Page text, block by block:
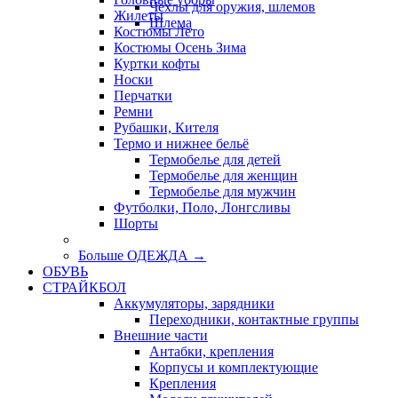
Чехлы для оружия, шлемов
Шлема
Жилеты
Костюмы Лето
Костюмы Осень Зима
Куртки кофты
Носки
Перчатки
Ремни
Рубашки, Кителя
Термо и нижнее бельё
Термобелье для детей
Термобелье для женщин
Термобелье для мужчин
Футболки, Поло, Лонгсливы
Шорты
Больше ОДЕЖДА →
ОБУВЬ
СТРАЙКБОЛ
Аккумуляторы, зарядники
Переходники, контактные группы
Внешние части
Антабки, крепления
Корпусы и комплектующие
Крепления